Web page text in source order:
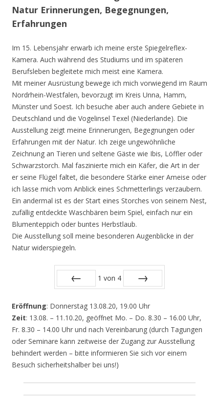
Natur Erinnerungen, Begegnungen,
Erfahrungen
Im 15. Lebensjahr erwarb ich meine erste Spiegelreflex-
Kamera. Auch während des Studiums und im späteren
Berufsleben begleitete mich meist eine Kamera.
Mit meiner Ausrüstung bewege ich mich vorwiegend im Raum
Nordrhein-Westfalen, bevorzugt im Kreis Unna, Hamm,
Münster und Soest. Ich besuche aber auch andere Gebiete in
Deutschland und die Vogelinsel Texel (Niederlande). Die
Ausstellung zeigt meine Erinnerungen, Begegnungen oder
Erfahrungen mit der Natur. Ich zeige ungewöhnliche
Zeichnung an Tieren und seltene Gäste wie Ibis, Löffler oder
Schwarzstorch. Mal faszinierte mich ein Käfer, die Art in der
er seine Flügel faltet, die besondere Stärke einer Ameise oder
ich lasse mich vom Anblick eines Schmetterlings verzaubern.
Ein andermal ist es der Start eines Storches von seinem Nest,
zufällig entdeckte Waschbären beim Spiel, einfach nur ein
Blumenteppich oder buntes Herbstlaub.
Die Ausstellung soll meine besonderen Augenblicke in der
Natur widerspiegeln.
1 von 4
Eröffnung: Donnerstag 13.08.20, 19.00 Uhr
Zeit: 13.08. – 11.10.20, geöffnet Mo. – Do. 8.30 – 16.00 Uhr,
Fr. 8.30 – 14.00 Uhr und nach Vereinbarung (durch Tagungen
oder Seminare kann zeitweise der Zugang zur Ausstellung
behindert werden – bitte informieren Sie sich vor einem
Besuch sicherheitshalber bei uns!)